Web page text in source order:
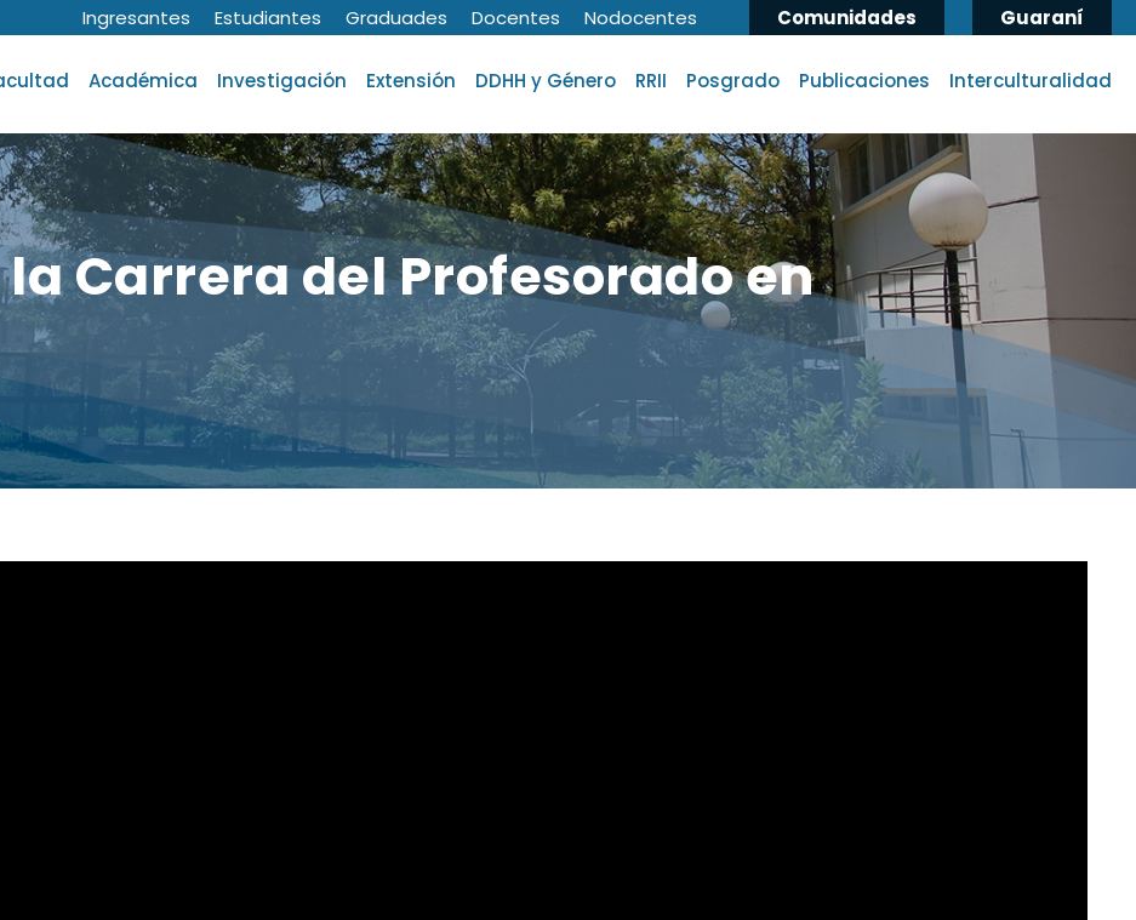
Ingresantes Estudiantes Graduades Docentes Nodocentes Comunidades Guaraní
Académica Investigación Extensión DDHH y Género RRII Posgrado Publicaciones Interculturalidad
Carrera del Profesorado en